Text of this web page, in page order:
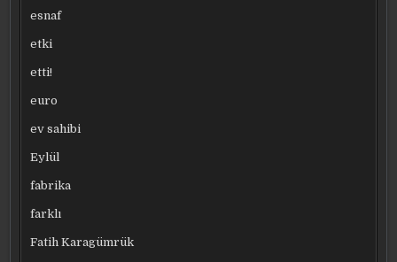
esnaf
etki
etti!
euro
ev sahibi
Eylül
fabrika
farklı
Fatih Karagümrük